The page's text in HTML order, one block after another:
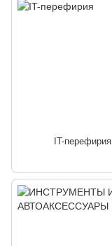
IT-перефирия